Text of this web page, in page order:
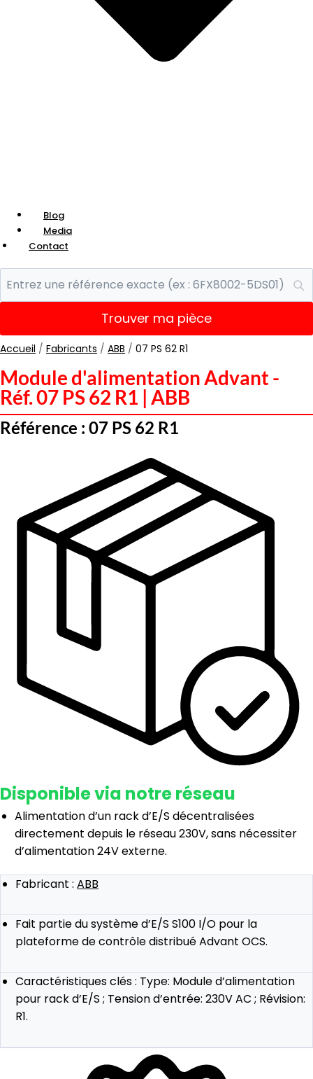
Blog
Media
Contact
Trouver ma pièce
Accueil / Fabricants / ABB / 07 PS 62 R1
Module d'alimentation Advant -
Réf. 07 PS 62 R1 | ABB
Référence : 07 PS 62 R1
Disponible via notre réseau
Alimentation d’un rack d’E/S décentralisées
directement depuis le réseau 230V, sans nécessiter
d’alimentation 24V externe.
Fabricant : ABB
Fait partie du système d’E/S S100 I/O pour la
plateforme de contrôle distribué Advant OCS.
Caractéristiques clés : Type: Module d’alimentation
pour rack d’E/S ; Tension d’entrée: 230V AC ; Révision:
R1.